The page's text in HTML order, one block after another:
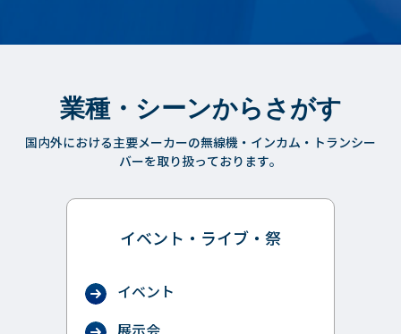
業種・シーンからさがす
国内外における主要メーカーの無線機・インカム・トランシー
バーを取り扱っております。
イベント・ライブ・祭
イベント